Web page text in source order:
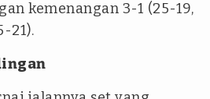
kemenangan 3-1 (25-19,
21).